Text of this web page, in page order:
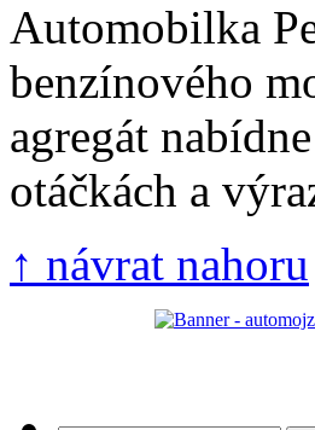
Automobilka
benzínového
agregát
otáčkách a
↑ návrat nahoru